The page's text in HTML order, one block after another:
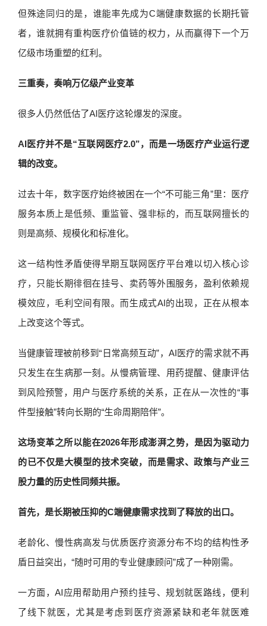
但殊途同归的是，谁能率先成为C端健康数据的长期托管
者，谁就拥有重构医疗价值链的权力，从而赢得下一个万
亿级市场重塑的红利。
三重奏，奏响万亿级产业变革
很多人仍然低估了AI医疗这轮爆发的深度。
AI医疗并不是“互联网医疗2.0”，而是一场医疗产业运行逻
辑的改变。
过去十年，数字医疗始终被困在一个“不可能三角”里：医疗
服务本质上是低频、重监管、强非标的，而互联网擅长的
则是高频、规模化和标准化。
这一结构性矛盾使得早期互联网医疗平台难以切入核心诊
疗，只能长期徘徊在挂号、卖药等外围服务，盈利依赖规
模效应，毛利空间有限。而生成式AI的出现，正在从根本
上改变这个等式。
当健康管理被前移到“日常高频互动”，AI医疗的需求就不再
只发生在生病那一刻。从慢病管理、用药提醒、健康评估
到风险预警，用户与医疗系统的关系，正在从一次性的“事
件型接触”转向长期的“生命周期陪伴”。
这场变革之所以能在2026年形成澎湃之势，是因为驱动力
的已不仅是大模型的技术突破，而是需求、政策与产业三
股力量的历史性同频共振。
首先，是长期被压抑的C端健康需求找到了释放的出口。
老龄化、慢性病高发与优质医疗资源分布不均的结构性矛
盾日益突出，“随时可用的专业健康顾问”成了一种刚需。
一方面，AI应用帮助用户预约挂号、规划就医路线，便利
了线下就医，尤其是考虑到医疗资源紧缺和老年就医难